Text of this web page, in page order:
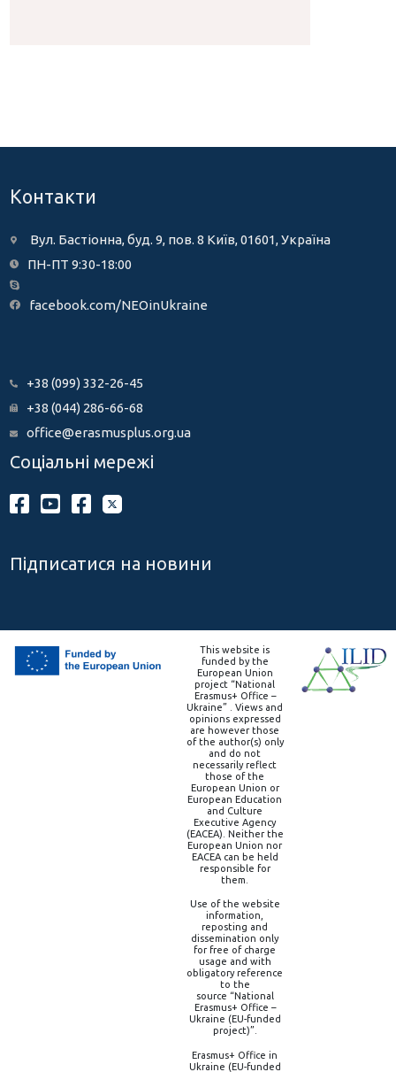
Контакти
Вул. Бастіонна, буд. 9, пов. 8 Київ, 01601, Україна
ПН-ПТ 9:30-18:00
facebook.com/NEOinUkraine
+38 (099) 332-26-45
+38 (044) 286-66-68
office@erasmusplus.org.ua
Соціальні мережі
Підписатися на новини
This website is
funded by the
European Union
project “National
Erasmus+ Office –
Ukraine” . Views and
opinions expressed
are however those
of the author(s) only
and do not
necessarily reflect
those of the
European Union or
European Education
and Culture
Executive Agency
(EACEA). Neither the
European Union nor
EACEA can be held
responsible for
them.
Use of the website
information,
reposting and
dissemination only
for free of charge
usage and with
obligatory reference
to the
source “National
Erasmus+ Office –
Ukraine (EU-funded
project)”.
Erasmus+ Office in
Ukraine (EU-funded